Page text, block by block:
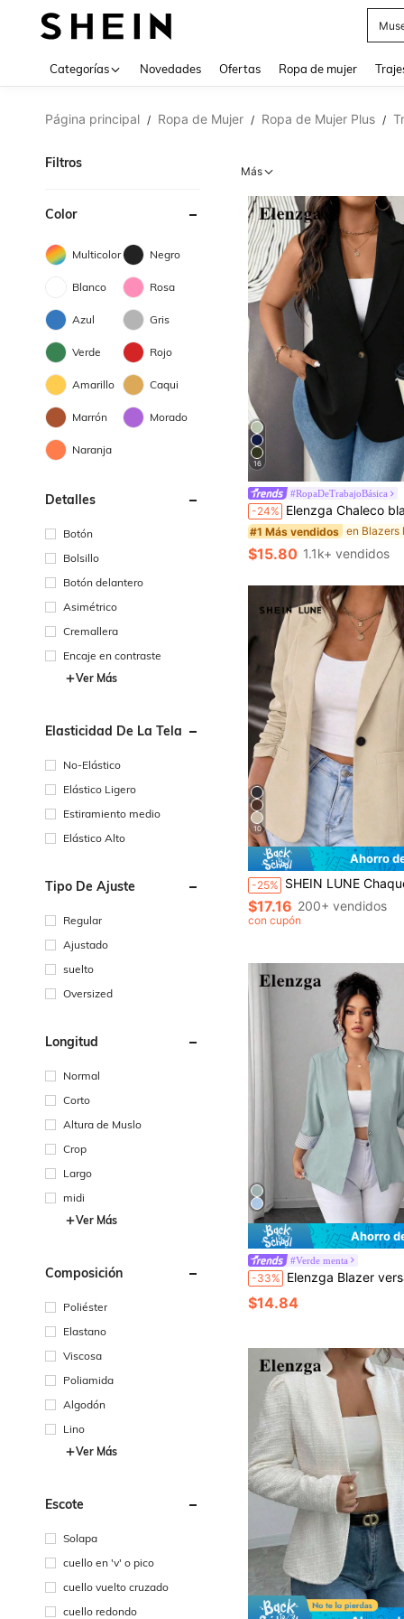
Categorías Novedades Ofertas Ropa de mujer
Página principal / Ropa de Mujer / Ropa de Mujer Plus /
Filtros
Color
Multicolor Negro
Blanco Rosa
Azul Gris
Verde Rojo
Amarillo Caqui
Marrón Morado
Naranja
Detalles
Botón
Bolsillo
Botón delantero
Asimétrico
Cremallera
Encaje en contraste
Ver Más
Elasticidad De La Tela
No-Elástico
Elástico Ligero
Estiramiento medio
Elástico Alto
Tipo De Ajuste
Regular
Ajustado
suelto
Oversized
Longitud
Normal
Corto
Altura de Muslo
Crop
Largo
midi
Ver Más
Composición
Poliéster
Elastano
Viscosa
Poliamida
Algodón
Lino
Ver Más
Escote
Solapa
cuello en 'v' o pico
cuello vuelto cruzado
cuello redondo
Más
16
#RopaDeTrabajoBásica
-24% Elenzga Chaleco blazer sin mangas casual y minimalista para mujer de talla grande, ideal para
#1 Más vendidos
¡Casi agotado!
#1 Más vendidos
¡Casi agotado!
#1 Más vendidos
¡Casi agotado!
#1 Más vendidos
¡Casi agotado!
$15.80 1.1k+ vendidos
10
Ahorro
-25% SHEIN LUNE Chaqueta ligera casual con cintura
$17.16 200+ vendidos
con cupón
Ahorro
#Verde menta
-33% Elenzga Blazer versátil de talla grande con cuello en V abierto, bloque de color
$14.84